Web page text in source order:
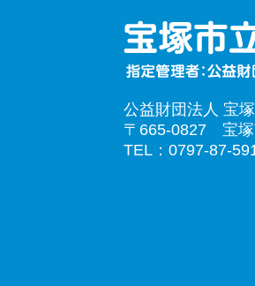
公益財団法人 宝
〒665-0827 宝塚
TEL：0797-87-